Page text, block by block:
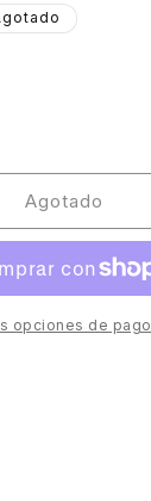
Agotado
opciones de pago